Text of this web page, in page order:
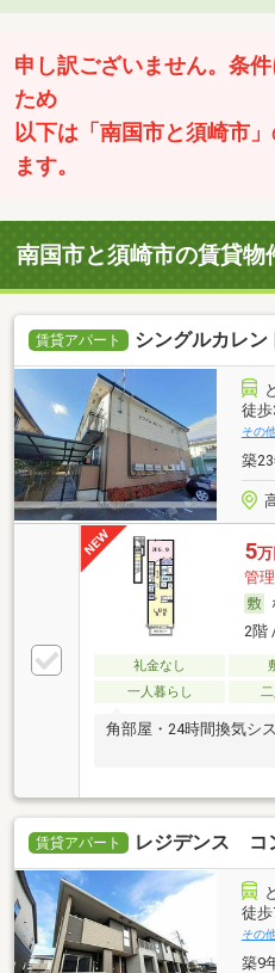
申し訳ございません。条
ため
以下は「南国市と須崎市
ます。
南国市と須崎市の賃貸物
賃貸アパート シングルカレン
徒歩
その
築
5万
管
2階
礼金なし
一人暮らし
角部屋・24時間換気シ
賃貸アパート レジデンス コ
徒歩
その
築9